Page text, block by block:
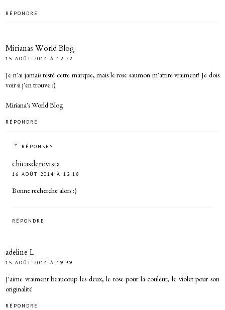
RÉPONDRE
Mirianas World Blog
15 AOÛT 2014 À 12:22
Je n'ai jamais testé cette marque, mais le rose saumon m'attire vraiment! Je dois
voir si j'en trouve :)
Miriana's World Blog
RÉPONDRE
RÉPONSES
chicasderevista
16 AOÛT 2014 À 12:18
Bonne recherche alors :)
RÉPONDRE
adeline L
15 AOÛT 2014 À 19:39
J'aime vraiment beaucoup les deux, le rose pour la couleur, le violet pour son
originalité
RÉPONDRE